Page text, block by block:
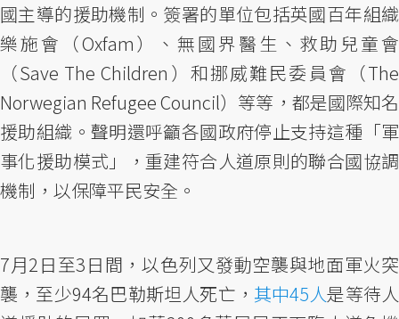
國主導的援助機制。簽署的單位包括英國百年組織
樂施會（Oxfam）、無國界醫生、救助兒童會
（Save The Children）和挪威難民委員會（The
Norwegian Refugee Council）等等，都是國際知名
援助組織。聲明還呼籲各國政府停止支持這種「軍
事化援助模式」，重建符合人道原則的聯合國協調
機制，以保障平民安全。
7月2日至3日間，以色列又發動空襲與地面軍火突
襲，至少94名巴勒斯坦人死亡， 其中45人是等待人